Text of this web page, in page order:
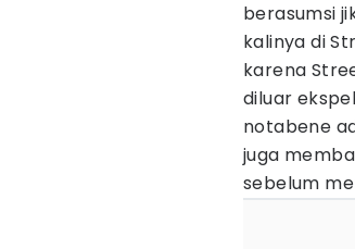
berasumsi
kalinya di
karena
diluar
notabene
juga
sebelum